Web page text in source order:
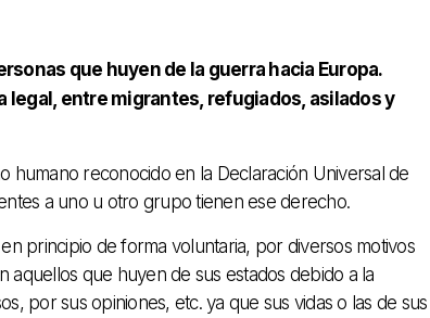
que huyen de la guerra hacia Europa.
entre migrantes, refugiados, asilados y
humano reconocido en la Declaración Universal de
a uno u otro grupo tienen ese derecho.
principio de forma voluntaria, por diversos motivos
que huyen de sus estados debido a la
por sus opiniones, etc. ya que sus vidas o las de sus